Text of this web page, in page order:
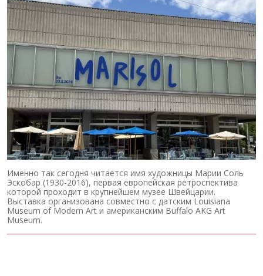
Именно так сегодня читается имя художницы Марии Соль
Эскобар (1930-2016), первая европейская ретроспектива
которой проходит в крупнейшем музее Швейцарии.
Выставка организована совместно с датским Louisiana
Museum of Modern Art и американским Buffalo AKG Art
Museum.